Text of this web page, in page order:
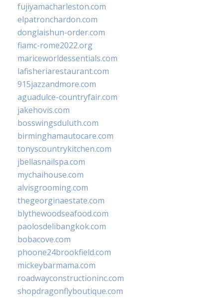
fujiyamacharleston.com
elpatronchardon.com
donglaishun-order.com
fiamc-rome2022.org
mariceworldessentials.com
lafisheriarestaurant.com
915jazzandmore.com
aguadulce-countryfair.com
jakehovis.com
bosswingsduluth.com
birminghamautocare.com
tonyscountrykitchen.com
jbellasnailspa.com
mychaihouse.com
alvisgrooming.com
thegeorginaestate.com
blythewoodseafood.com
paolosdelibangkok.com
bobacove.com
phoone24brookfield.com
mickeybarmama.com
roadwayconstructioninc.com
shopdragonflyboutique.com